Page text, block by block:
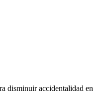
disminuir accidentalidad en